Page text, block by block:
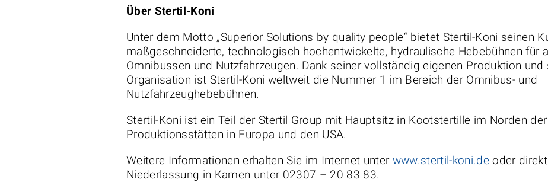
Über Stertil-Koni
Unter dem Motto „Superior Solutions by quality people“ bietet Stertil-Koni seinen
maßgeschneiderte, technologisch hochentwickelte, hydraulische Hebebühnen für
Omnibussen und Nutzfahrzeugen. Dank seiner vollständig eigenen Produktion und
Organisation ist Stertil-Koni weltweit die Nummer 1 im Bereich der Omnibus- und
Nutzfahrzeughebebühnen.
Stertil-Koni ist ein Teil der Stertil Group mit Hauptsitz in Kootstertille im Norden
Produktionsstätten in Europa und den USA.
Weitere Informationen erhalten Sie im Internet unter www.stertil-koni.de oder
Niederlassung in Kamen unter 02307 – 20 83 83.